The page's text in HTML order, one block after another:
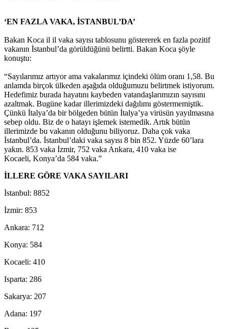
‘EN FAZLA VAKA, İSTANBUL’DA’
Bakan Koca il il vaka sayısı tablosunu göstererek en fazla pozitif
vakanın İstanbul’da görüldüğünü belirtti. Bakan Koca şöyle
konuştu:
“Sayılarımız artıyor ama vakalarımız içindeki ölüm oranı 1,58. Bu
anlamda birçok ülkeden aşağıda olduğumuzu belirtmek istiyorum.
Hedefimiz burada hayatını kaybeden vatandaşlarımızın sayısını
azaltmak. Bugüne kadar illerimizdeki dağılımı göstermemiştik.
Çünkü İtalya’da bir bölgeden bütün İtalya’ya virüsün yayılmasına
sebep oldu. Biz de o hatayı işlemek istemedik. Artık bütün
illerimizde bu vakanın olduğunu biliyoruz. Daha çok vaka
İstanbul’da. İstanbul’daki vaka sayısı 8 bin 852. Yüzde 60’lara
yakın. 853 vaka İzmir, 752 vaka Ankara, 410 vaka ise
Kocaeli, Konya’da 584 vaka.”
İLLERE GÖRE VAKA SAYILARI
İstanbul: 8852
İzmir: 853
Ankara: 712
Konya: 584
Kocaeli: 410
Isparta: 286
Sakarya: 207
Adana: 197